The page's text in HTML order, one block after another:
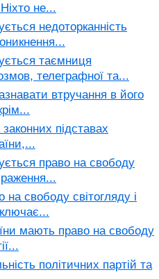
не...
недоторканність
таємниця
телеграфної та...
втручання в його
підставах
право на свободу
свободу світогляду і
мають право на свободу
політичних партій та